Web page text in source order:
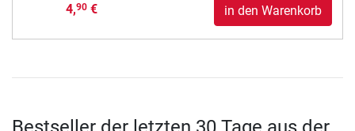
4,90€ in den Warenkorb